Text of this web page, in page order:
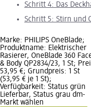
Schritt 4: Das
Schritt 5: Stirn und
Marke: PHILIPS OneBlade;
Produktname: Elektrischer
Rasierer, OneBlade 360
& Body QP2834/23, 1 St;
53,95 €; Grundpreis: 1 St
(53,95 € je 1 St);
Verfügbarkeit: Status grün
Lieferbar, Status grau dm-
Markt wählen